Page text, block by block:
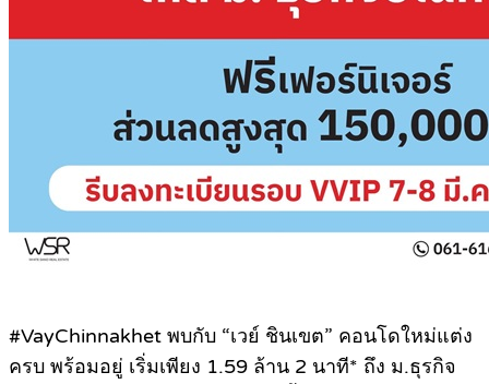
#VayChinnakhet พบกับ “เวย์ ชินเขต” คอนโดใหม่แต่ง
ครบ พร้อมอยู่ เริ่มเพียง 1.59 ล้าน 2 นาที* ถึง ม.ธุรกิจ